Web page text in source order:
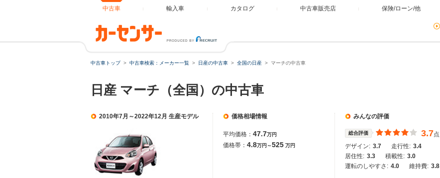
中古車 輸入車 カタログ 中古車販売店 保険/ローン/他
中古車トップ 中古車検索：メーカー一覧 日産の中古車 全国の日産 マーチの中古車
日産 マーチ（全国）の中古車
2010年7月～2022年12月 生産モデル 価格相場情報
平均価格： 47.7万円
価格帯： 4.8万円～525 万円
みんなの評価
総合評価 3.7点
デザイン: 3.7 走行性: 3.4
居住性: 3.3 積載性: 3.0
運転のしやすさ: 4.0 維持費: 3.8